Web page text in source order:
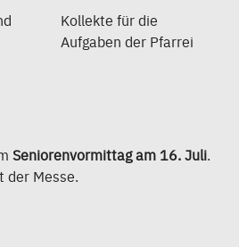
Kollekte für die
Aufgaben der Pfarrei
Seniorenvormittag am 16. Juli.
der Messe.